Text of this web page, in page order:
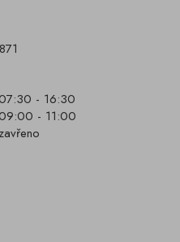
07:30 - 16:30
09:00 - 11:00
zavřeno